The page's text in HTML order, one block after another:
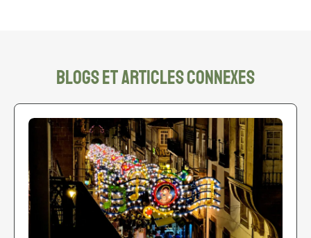
blogs et articles connexes